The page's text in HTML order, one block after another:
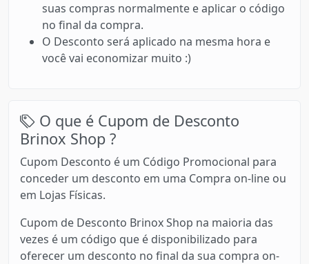
suas compras normalmente e aplicar o código
no final da compra.
O Desconto será aplicado na mesma hora e
você vai economizar muito :)
O que é Cupom de Desconto
Brinox Shop ?
Cupom Desconto é um Código Promocional para
conceder um desconto em uma Compra on-line ou
em Lojas Físicas.
Cupom de Desconto Brinox Shop na maioria das
vezes é um código que é disponibilizado para
oferecer um desconto no final da sua compra on-